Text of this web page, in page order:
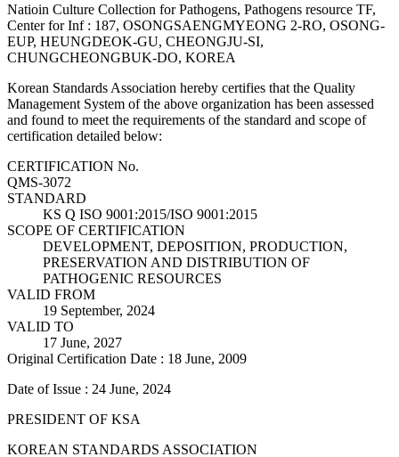
Natioin Culture Collection for Pathogens, Pathogens resource TF,
Center for Inf : 187, OSONGSAENGMYEONG 2-RO, OSONG-
EUP, HEUNGDEOK-GU, CHEONGJU-SI,
CHUNGCHEONGBUK-DO, KOREA
Korean Standards Association hereby certifies that the Quality
Management System of the above organization has been assessed
and found to meet the requirements of the standard and scope of
certification detailed below:
CERTIFICATION No.
QMS-3072
STANDARD
KS Q ISO 9001:2015/ISO 9001:2015
SCOPE OF CERTIFICATION
DEVELOPMENT, DEPOSITION, PRODUCTION,
PRESERVATION AND DISTRIBUTION OF
PATHOGENIC RESOURCES
VALID FROM
19 September, 2024
VALID TO
17 June, 2027
Original Certification Date : 18 June, 2009
Date of Issue : 24 June, 2024
PRESIDENT OF KSA
KOREAN STANDARDS ASSOCIATION